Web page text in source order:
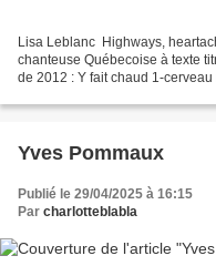
Lisa Leblanc Highways,
chanteuse Québecoise à texte
de 2012 : Y fait chaud 1-
Yves Pommaux
Publié le 29/04/2025 à 16:15
Par charlotteblabla